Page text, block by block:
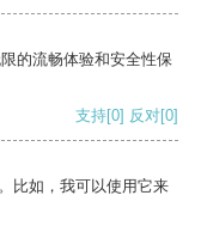
的流畅体验和安全性保
支持[0] 反对[0]
比如，我可以使用它来